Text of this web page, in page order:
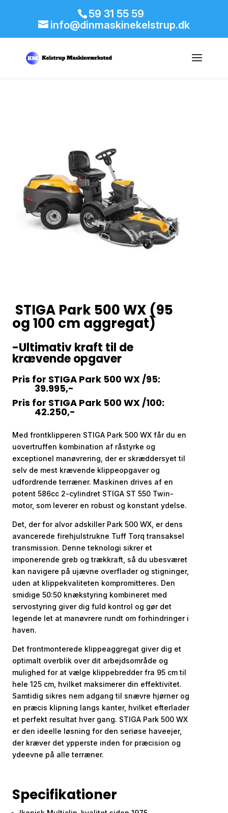
59 31 55 59
info@dinmaskinekelstrup.dk
STIGA Park 500 WX (95
og 100 cm aggregat)
-Ultimativ kraft til de
krævende opgaver
Pris for STIGA Park 500 WX /95:
39.995,-
Pris for STIGA Park 500 WX /100:
42.250,-
Med frontklipperen STIGA Park 500 WX får du en
uovertruffen kombination af råstyrke og
exceptionel manøvrering, der er skræddersyet til
selv de mest krævende klippeopgaver og
udfordrende terræner. Maskinen drives af en
potent 586cc 2-cylindret STIGA ST 550 Twin-
motor, som leverer en robust og konstant ydelse.
Det, der for alvor adskiller Park 500 WX, er dens
avancerede firehjulstrukne Tuff Torq transaksel
transmission. Denne teknologi sikrer et
imponerende greb og trækkraft, så du ubesværet
kan navigere på ujævne overflader og stigninger,
uden at klippekvaliteten kompromitteres. Den
smidige 50:50 knækstyring kombineret med
servostyring giver dig fuld kontrol og gør det
legende let at manøvrere rundt om forhindringer i
haven.
Det frontmonterede klippeaggregat giver dig et
optimalt overblik over dit arbejdsområde og
mulighed for at vælge klippebredder fra 95 cm til
hele 125 cm, hvilket maksimerer din effektivitet.
Samtidig sikres nem adgang til snævre hjørner og
en præcis klipning langs kanter, hvilket efterlader
et perfekt resultat hver gang. STIGA Park 500 WX
er den ideelle løsning for den seriøse haveejer,
der kræver det ypperste inden for præcision og
ydeevne på alle terræner.
Specifikationer